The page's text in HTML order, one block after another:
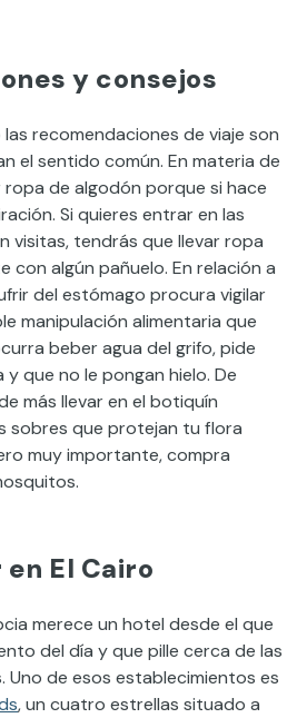
y consejos
las recomendaciones de viaje son
el sentido común. En materia de
ropa de algodón porque si hace
Si quieres entrar en las
visitas, tendrás que llevar ropa
con algún pañuelo. En relación a
del estómago procura vigilar
manipulación alimentaria que
beber agua del grifo, pide
que no le pongan hielo. De
más llevar en el botiquín
sobres que protejan tu flora
muy importante, compra
El Cairo
merece un hotel desde el que
del día y que pille cerca de las
Uno de esos establecimientos es
, un cuatro estrellas situado a